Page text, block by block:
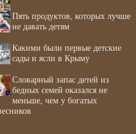
Пять продуктов, которых лучше
не давать детям
Какими были первые детские
сады и ясли в Крыму
Словарный запас детей из
бедных семей оказался не
меньше, чем у богатых